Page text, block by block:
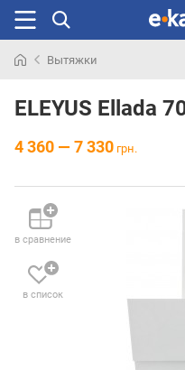
раньше
Вытяжки
ELEYUS Ellada
4 360 — 7 330 грн.
в сравнение
в список